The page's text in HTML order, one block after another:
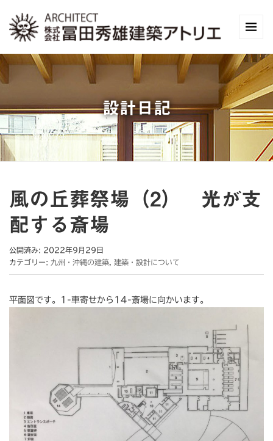
設計日記
風の丘葬祭場（2） 光が支
配する斎場
公開済み: 2022年9月29日
カテゴリー: 九州・沖縄の建築 建築・設計について
平面図です。1-車寄せから14-斎場に向かいます。